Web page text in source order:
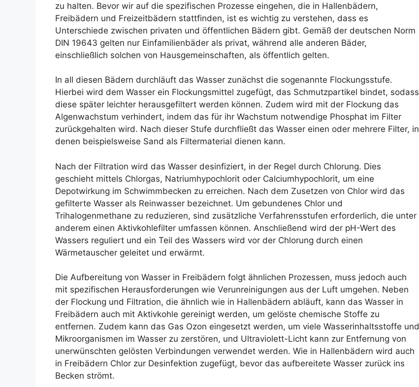
zu halten. Bevor wir auf die spezifischen Prozesse eingehen, die in Hallenbädern,
Freibädern und Freizeitbädern stattfinden, ist es wichtig zu verstehen, dass es
Unterschiede zwischen privaten und öffentlichen Bädern gibt. Gemäß der deutschen Norm
DIN 19643 gelten nur Einfamilienbäder als privat, während alle anderen Bäder,
einschließlich solchen von Hausgemeinschaften, als öffentlich gelten.
In all diesen Bädern durchläuft das Wasser zunächst die sogenannte Flockungsstufe.
Hierbei wird dem Wasser ein Flockungsmittel zugefügt, das Schmutzpartikel bindet, sodass
diese später leichter herausgefiltert werden können. Zudem wird mit der Flockung das
Algenwachstum verhindert, indem das für ihr Wachstum notwendige Phosphat im Filter
zurückgehalten wird. Nach dieser Stufe durchfließt das Wasser einen oder mehrere Filter, in
denen beispielsweise Sand als Filtermaterial dienen kann.
Nach der Filtration wird das Wasser desinfiziert, in der Regel durch Chlorung. Dies
geschieht mittels Chlorgas, Natriumhypochlorit oder Calciumhypochlorit, um eine
Depotwirkung im Schwimmbecken zu erreichen. Nach dem Zusetzen von Chlor wird das
gefilterte Wasser als Reinwasser bezeichnet. Um gebundenes Chlor und
Trihalogenmethane zu reduzieren, sind zusätzliche Verfahrensstufen erforderlich, die unter
anderem einen Aktivkohlefilter umfassen können. Anschließend wird der pH-Wert des
Wassers reguliert und ein Teil des Wassers wird vor der Chlorung durch einen
Wärmetauscher geleitet und erwärmt.
Die Aufbereitung von Wasser in Freibädern folgt ähnlichen Prozessen, muss jedoch auch
mit spezifischen Herausforderungen wie Verunreinigungen aus der Luft umgehen. Neben
der Flockung und Filtration, die ähnlich wie in Hallenbädern abläuft, kann das Wasser in
Freibädern auch mit Aktivkohle gereinigt werden, um gelöste chemische Stoffe zu
entfernen. Zudem kann das Gas Ozon eingesetzt werden, um viele Wasserinhaltsstoffe und
Mikroorganismen im Wasser zu zerstören, und Ultraviolett-Licht kann zur Entfernung von
unerwünschten gelösten Verbindungen verwendet werden. Wie in Hallenbädern wird auch
in Freibädern Chlor zur Desinfektion zugefügt, bevor das aufbereitete Wasser zurück ins
Becken strömt.